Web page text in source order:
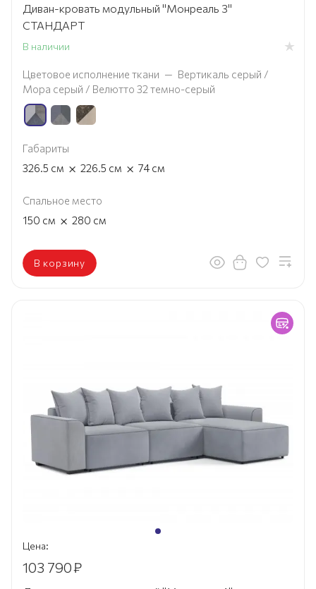
Диван-кровать модульный "Монреаль 3"
СТАНДАРТ
В наличии
Цветовое исполнение ткани — Вертикаль серый /
Мора серый / Велютто 32 темно-серый
Габариты
326.5 см × 226.5 см × 74 см
Спальное место
150 см × 280 см
В корзину
Цена:
103 790₽